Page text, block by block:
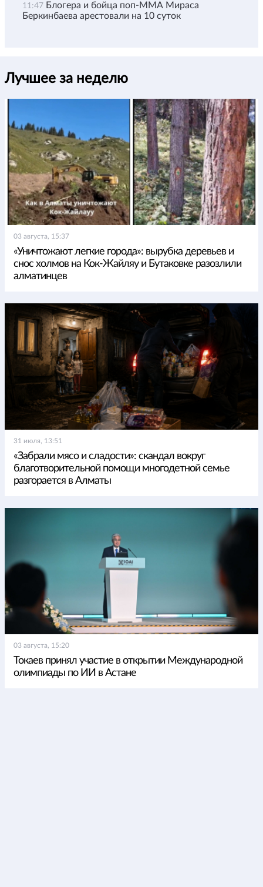
11:47 Блогера и бойца поп-ММА Мираса
Беркинбаева арестовали на 10 суток
Лучшее за неделю
03 августа, 15:37
«Уничтожают легкие города»: вырубка деревьев и
снос холмов на Кок-Жайляу и Бутаковке разозлили
алматинцев
31 июля, 13:51
«Забрали мясо и сладости»: скандал вокруг
благотворительной помощи многодетной семье
разгорается в Алматы
03 августа, 15:20
Токаев принял участие в открытии Международной
олимпиады по ИИ в Астане